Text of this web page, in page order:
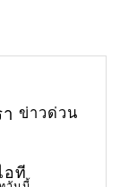
ข่าวด่วน
อที